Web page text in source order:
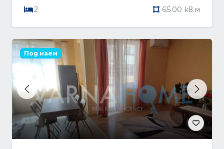
2 65.00 кв.м
Previous Next
Под наем